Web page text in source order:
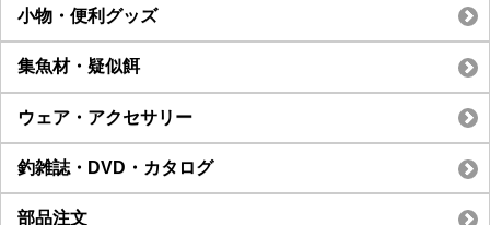
小物・便利グッズ
集魚材・疑似餌
ウェア・アクセサリー
釣雑誌・DVD・カタログ
部品注文